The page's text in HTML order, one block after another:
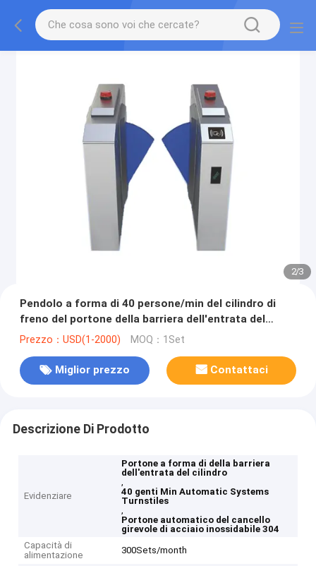
2/3
Pendolo a forma di 40 persone/min del cilindro di
freno del portone della barriera dell'entrata del
cilindro
Prezzo：USD(1-2000) MOQ：1Set
Miglior prezzo Contattaci
Descrizione Di Prodotto
Evidenziare
Portone a forma di della barriera
dell'entrata del cilindro
,
40 genti Min Automatic Systems
Turnstiles
,
Portone automatico del cancello
girevole di acciaio inossidabile 304
Capacità di
alimentazione
300Sets/month